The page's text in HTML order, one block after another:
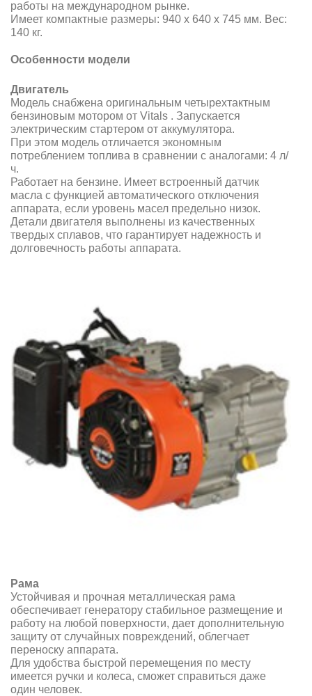
работы на международном рынке.
Имеет компактные размеры: 940 х 640 х 745 мм. Вес:
140 кг.
Особенности модели
Двигатель
Модель снабжена оригинальным четырехтактным
бензиновым мотором от Vitals . Запускается
электрическим стартером от аккумулятора.
При этом модель отличается экономным
потреблением топлива в сравнении с аналогами: 4 л/
ч.
Работает на бензине. Имеет встроенный датчик
масла с функцией автоматического отключения
аппарата, если уровень масел предельно низок.
Детали двигателя выполнены из качественных
твердых сплавов, что гарантирует надежность и
долговечность работы аппарата.
Рама
Устойчивая и прочная металлическая рама
обеспечивает генератору стабильное размещение и
работу на любой поверхности, дает дополнительную
защиту от случайных повреждений, облегчает
переноску аппарата.
Для удобства быстрой перемещения по месту
имеется ручки и колеса, сможет справиться даже
один человек.